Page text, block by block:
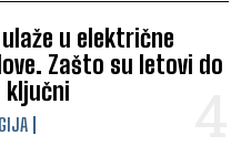
u električne
Zašto su letovi do
ključni